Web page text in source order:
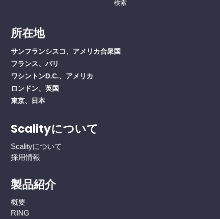
す
る：
所在地
サンフランシスコ、アメリカ合衆国
フランス、パリ
ワシントンD.C.、アメリカ
ロンドン、英国
東京、日本
Scalityについて
Scalityについて
採用情報
製品紹介
概要
RING